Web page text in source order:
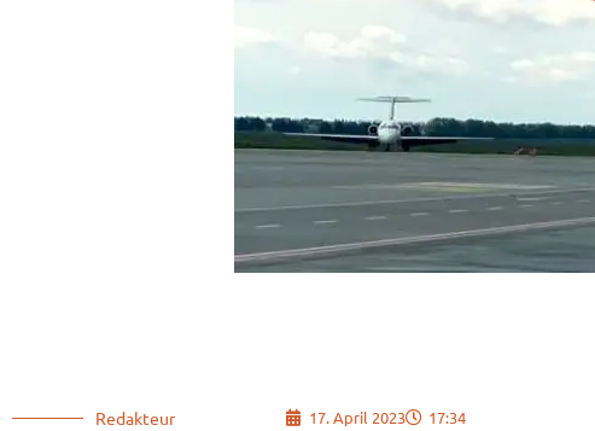
Redakteur 17. April 2023 17:34